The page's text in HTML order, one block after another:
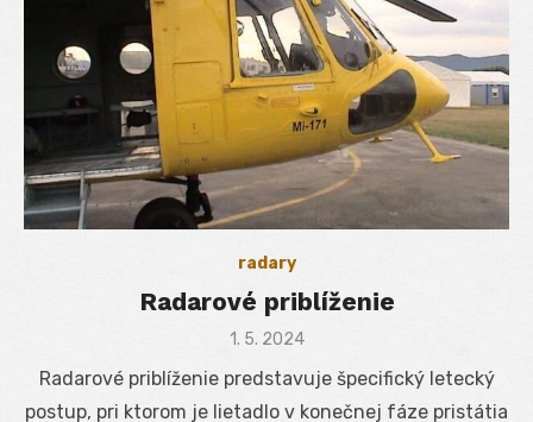
radary
Radarové priblíženie
Posted
1. 5. 2024
Radarové priblíženie predstavuje špecifický letecký
postup, pri ktorom je lietadlo v konečnej fáze pristátia